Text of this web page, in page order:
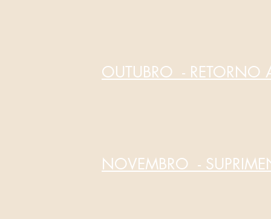
OUTUBRO - RETORNO
NOVEMBRO -